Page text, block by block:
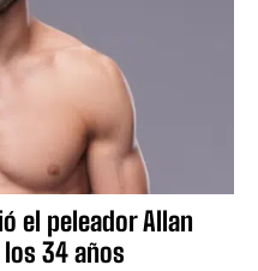
el peleador Allan
34 años